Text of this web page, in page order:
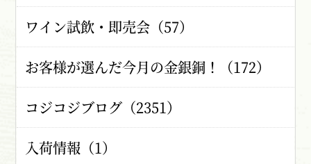
ワイン試飲・即売会（57）
お客様が選んだ今月の金銀銅！（172）
コジコジブログ（2351）
入荷情報（1）